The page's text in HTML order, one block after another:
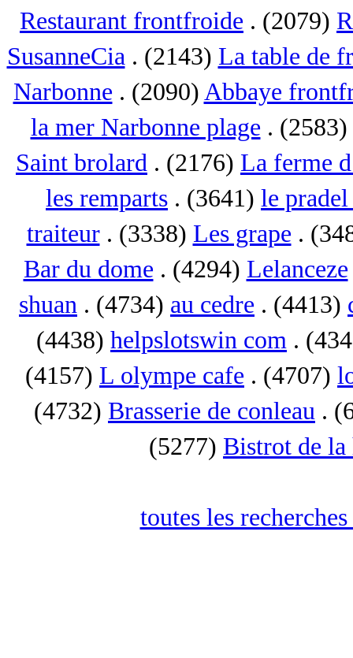
Restaurant frontfroide . (2079)
SusanneCia. (2143) La table de
Narbonne . (2090) Abbaye
la mer Narbonne plage . (2583)
Saint brolard . (2176) La ferme
les remparts . (3641) le
traiteur. (3338) Les grape .
Bar du dome . (4294) Lelanceze
shuan . (4734) au cedre . (4413)
(4438) helpslotswin com .
(4157) L olympe cafe . (4707)
(4732) Brasserie de conleau .
(5277) Bistrot de la
toutes les